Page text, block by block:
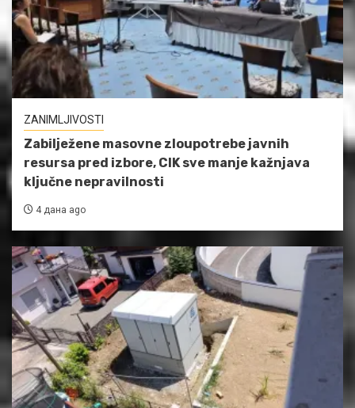
ZANIMLJIVOSTI
Zabilježene masovne zloupotrebe javnih
resursa pred izbore, CIK sve manje kažnjava
ključne nepravilnosti
4 дана ago